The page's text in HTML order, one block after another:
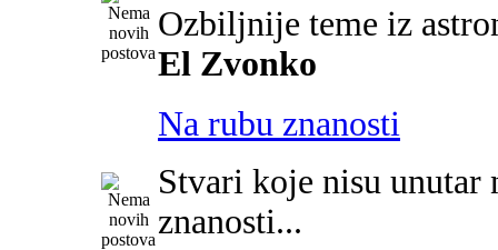
Ozbiljnije teme iz
El Zvonko
Na rubu znanosti
Stvari koje nisu unutar
znanosti...